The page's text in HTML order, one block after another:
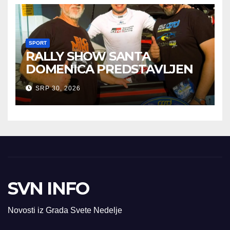
SPORT
RALLY SHOW SANTA
DOMENICA PREDSTAVLJEN
U AUSTRIJI
SRP 30, 2026
SVN INFO
Novosti iz Grada Svete Nedelje